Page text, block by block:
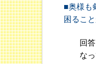
■奥様も
困るこ
回答）
なって